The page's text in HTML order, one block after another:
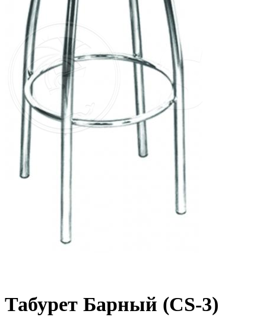
Табурет Барный (CS-3)